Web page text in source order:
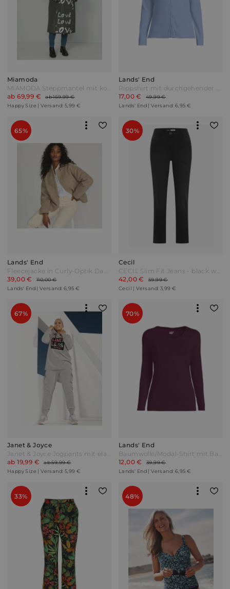
Miamoda
MIAMODA Steppmantel mit kontrastfarbenem Schriftzug Khaki Oliv
ab 69,99 €
ab 169,99 €
Happy Size | Versand: 5,99 €
Lands' End
Rippshirt mit durchgehender Knopfreihe in Petite-Größe Damen Blau by Lands' End
17,00 €
49,99 €
Lands' End | Versand: 6,95 €
65%
Lands' End
Fleecejacke in Curly-Optik Damen Beige by Lands' End
39,00 €
110,00 €
Lands' End | Versand: 6,95 €
30%
Cecil
CECIL Slim Fit Jeans - black washed Schwarz
42,00 €
59,99 €
Cecil | Versand: 3,99 €
67%
Janet & Joyce
Janet & Joyce Jogpants mit elastischem Bund Hellgrau
ab 19,99 €
ab 59,99 €
Happy Size | Versand: 5,99 €
70%
Lands' End
Baumwolle/Modal-Shirt mit Ballett-Ausschnitt in Petite-Größe Damen Lila by Lands' End
12,00 €
39,99 €
Lands' End | Versand: 6,95 €
33% 48%